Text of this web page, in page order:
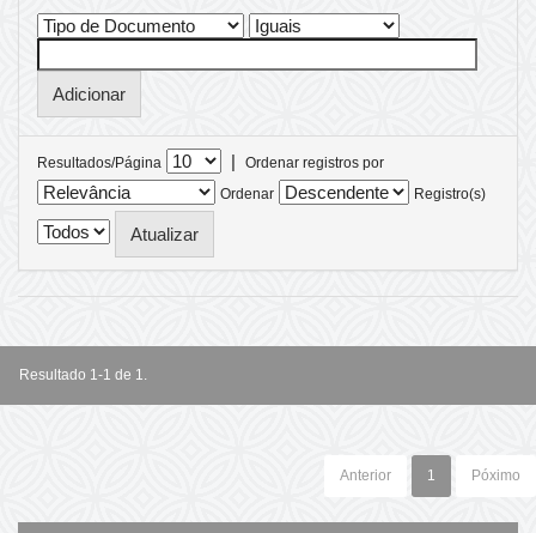
Resultados/Página |
Ordenar registros por
Ordenar
Registro(s)
Resultado 1-1 de 1.
Anterior 1 Póximo